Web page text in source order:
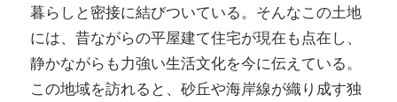
暮らしと密接に結びついている。そんなこの土地
には、昔ながらの平屋建て住宅が現在も点在し、
静かながらも力強い生活文化を今に伝えている。
この地域を訪れると、砂丘や海岸線が織り成す独